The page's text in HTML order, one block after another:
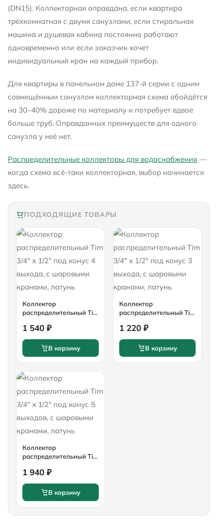
(DN15). Коллекторная оправдана, если квартира
трёхкомнатная с двумя санузлами, если стиральная
машина и душевая кабина постоянно работают
одновременно или если заказчик хочет
индивидуальный кран на каждый прибор.
Для квартиры в панельном доме 137-й серии с одним
совмещённым санузлом коллекторная схема обойдётся
на 30–40% дороже по материалу и потребует вдвое
больше труб. Оправданных преимуществ для одного
санузла у неё нет.
Распределительные коллекторы для водоснабжения —
когда схема всё-таки коллекторная, выбор начинается
здесь.
ПОДХОДЯЩИЕ ТОВАРЫ
Коллектор
распределительный Tim
выхода, с шаровыми
кранами, латунь
1 540 ₽
В корзину
Коллектор
распределительный Tim
выхода, с шаровыми
кранами, латунь
1 220 ₽
В корзину
Коллектор
распределительный Tim
выходов, с шаровыми
кранами, латунь
1 940 ₽
В корзину